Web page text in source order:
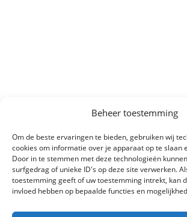
Beheer toestemming
Om de beste ervaringen te bieden, gebruiken wij
cookies om informatie over je apparaat op te slaan
Door in te stemmen met deze technologieën
surfgedrag of unieke ID's op deze site verwerken.
toestemming geeft of uw toestemming intrekt, kan
invloed hebben op bepaalde functies en